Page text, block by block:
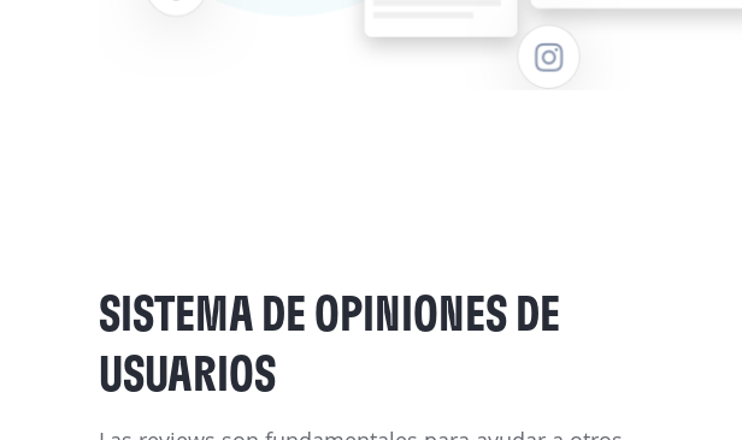
SISTEMA DE OPINIONES DE
USUARIOS